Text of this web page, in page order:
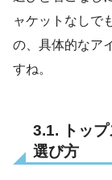
ャケットなしで
の、具体的なア
すね。
3.1. トッ
選び方